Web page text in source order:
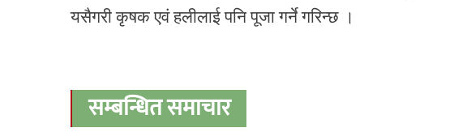
यसैगरी कृषक एवं हलीलाई पनि पूजा गर्ने गरिन्छ ।
सम्बन्धित समाचार